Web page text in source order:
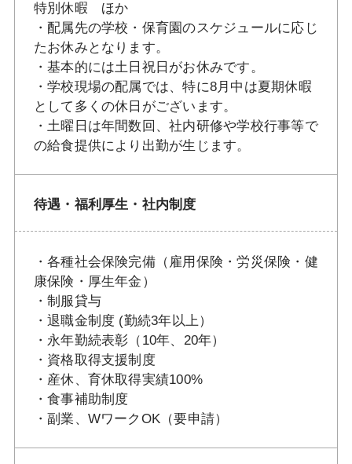
特別休暇 ほか
・配属先の学校・保育園のスケジュールに応じ
たお休みとなります。
・基本的には土日祝日がお休みです。
・学校現場の配属では、特に8月中は夏期休暇
として多くの休日がございます。
・土曜日は年間数回、社内研修や学校行事等で
の給食提供により出勤が生じます。
待遇・福利厚生・社内制度
・各種社会保険完備（雇用保険・労災保険・健
康保険・厚生年金）
・制服貸与
・退職金制度 (勤続3年以上）
・永年勤続表彰（10年、20年）
・資格取得支援制度
・産休、育休取得実績100%
・食事補助制度
・副業、WワークOK（要申請）